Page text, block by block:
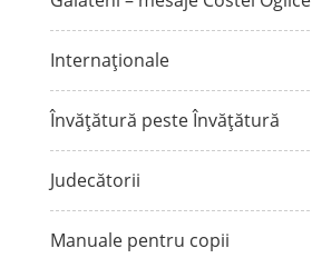
Internaționale
Învățătură peste Învățătură
Judecătorii
Manuale pentru copii